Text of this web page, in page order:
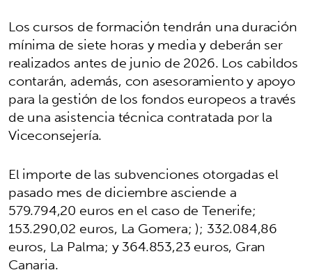
Los cursos de formación tendrán una duración
mínima de siete horas y media y deberán ser
realizados antes de junio de 2026. Los cabildos
contarán, además, con asesoramiento y apoyo
para la gestión de los fondos europeos a través
de una asistencia técnica contratada por la
Viceconsejería.
El importe de las subvenciones otorgadas el
pasado mes de diciembre asciende a
579.794,20 euros en el caso de Tenerife;
153.290,02 euros, La Gomera; ); 332.084,86
euros, La Palma; y 364.853,23 euros, Gran
Canaria.